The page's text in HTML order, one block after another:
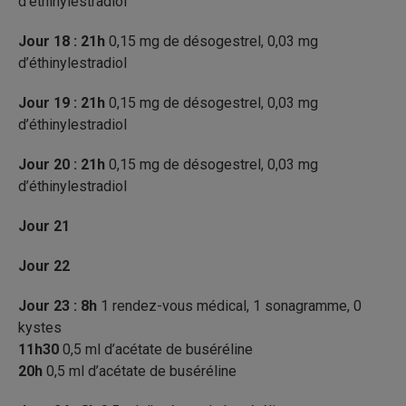
Jour 18 : 21h 0,15 mg de désogestrel, 0,03 mg
d’éthinylestradiol
Jour 19 : 21h 0,15 mg de désogestrel, 0,03 mg
d’éthinylestradiol
Jour 20 : 21h 0,15 mg de désogestrel, 0,03 mg
d’éthinylestradiol
Jour 21
Jour 22
Jour 23 : 8h 1 rendez-vous médical, 1 sonagramme, 0
kystes
11h30 0,5 ml d’acétate de buséréline
20h 0,5 ml d’acétate de buséréline